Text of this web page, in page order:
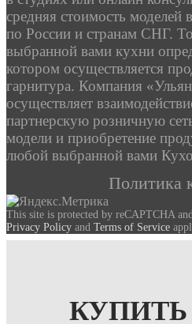
средняя стоимость моделей
по России и странам СНГ.
выбранной вами кухни
котором осуществляется
гарнитура. Компания
осуществляет
партнерскую розничную
модели и приобретение
любой выбранной вами
Политика
This site is protected by reCAPTCHA
Privacy Policy and Terms of Service
КУПИТЬ